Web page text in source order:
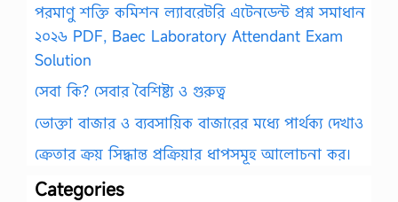
পরমাণু শক্তি কমিশন ল্যাবরেটরি এটেনডেন্ট প্রশ্ন সমাধান
২০২৬ PDF, Baec Laboratory Attendant Exam
Solution
সেবা কি? সেবার বৈশিষ্ট্য ও গুরুত্ব
ভোক্তা বাজার ও ব্যবসায়িক বাজারের মধ্যে পার্থক্য দেখাও
ক্রেতার ক্রয় সিদ্ধান্ত প্রক্রিয়ার ধাপসমূহ আলোচনা কর।
Categories